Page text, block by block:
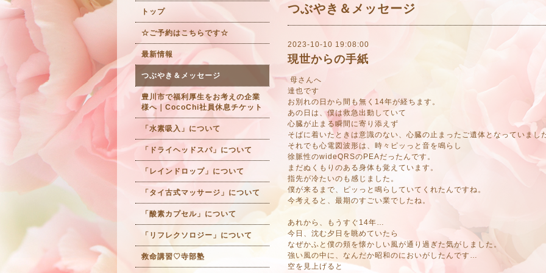
つぶやき＆メッセージ
2023-10-10 19:08:00
現世からの手紙
母さんへ
達也です
お別れの日から間も無く14年が経ちます。
あの日は、僕は救急出動していて
心臓が止まる瞬間に寄り添えず
そばに着いたときは意識のない、心臓の止まったご遺体となっていまし
それでも心電図波形は、時々ピッっと音を鳴らし
徐脈性のwideQRSのPEAだったんです。
まだぬくもりのある身体も覚えています。
指先が冷たいのも感じました。
僕が来るまで、ピッっと鳴らしていてくれたんですね。
今考えると、最期のすごい業でしたね。
あれから、もうすぐ14年…
今日、沈む夕日を眺めていたら
なぜかふと僕の頬を懐かしい風が通り過ぎた気がしました。
強い風の中に、なんだか昭和のにおいがしたんです…
空を見上げると
トップ
☆ご予約はこちらです☆
最新情報
つぶやき＆メッセージ
豊川市で福利厚生をお考えの企業
様へ｜CocoChi社員休息チケット
「水素吸入」について
「ドライヘッドスパ」について
「レインドロップ」について
「タイ古式マッサージ」について
「酸素カプセル」について
「リフレクソロジー」について
救命講習♡寺部塾